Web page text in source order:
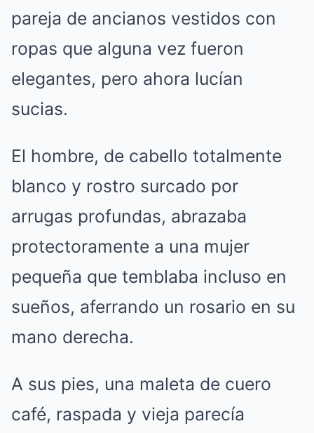
pareja de ancianos vestidos con
ropas que alguna vez fueron
elegantes, pero ahora lucían
sucias.
El hombre, de cabello totalmente
blanco y rostro surcado por
arrugas profundas, abrazaba
protectoramente a una mujer
pequeña que temblaba incluso en
sueños, aferrando un rosario en su
mano derecha.
A sus pies, una maleta de cuero
café, raspada y vieja parecía